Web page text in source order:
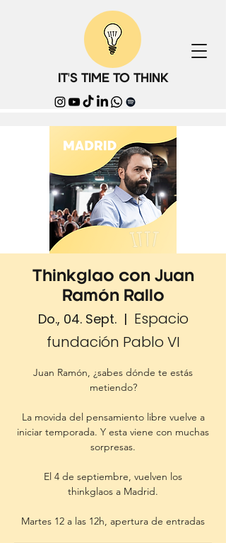
IT'S TIME TO THINK
Thinkglao con Juan
Ramón Rallo
Do., 04. Sept.
  |
Espacio
fundación Pablo VI
Juan Ramón, ¿sabes dónde te estás
metiendo?
La movida del pensamiento libre vuelve a
iniciar temporada. Y esta viene con muchas
sorpresas.
El 4 de septiembre, vuelven los
thinkglaos a Madrid.
Martes 12 a las 12h, apertura de entradas